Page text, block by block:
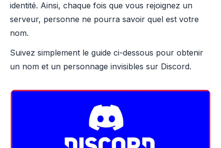
identité. Ainsi, chaque fois que vous rejoignez un
serveur, personne ne pourra savoir quel est votre
nom.
Suivez simplement le guide ci-dessous pour obtenir
un nom et un personnage invisibles sur Discord.